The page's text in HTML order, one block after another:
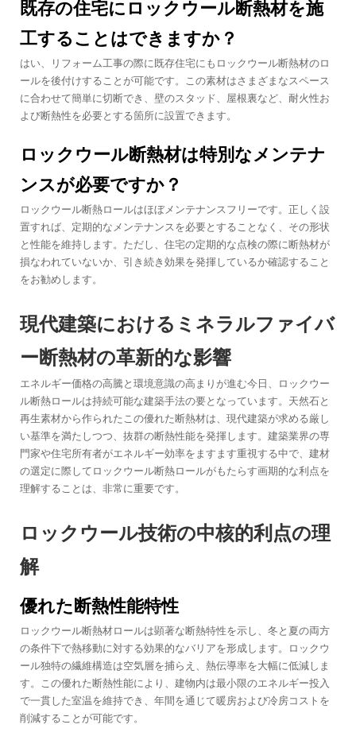
既存の住宅にロックウール断熱材を施
工することはできますか？
はい、リフォーム工事の際に既存住宅にもロックウール断熱材のロ
ールを後付けすることが可能です。この素材はさまざまなスペース
に合わせて簡単に切断でき、壁のスタッド、屋根裏など、耐火性お
よび断熱性を必要とする箇所に設置できます。
ロックウール断熱材は特別なメンテナ
ンスが必要ですか？
ロックウール断熱ロールはほぼメンテナンスフリーです。正しく設
置すれば、定期的なメンテナンスを必要とすることなく、その形状
と性能を維持します。ただし、住宅の定期的な点検の際に断熱材が
損なわれていないか、引き続き効果を発揮しているか確認すること
をお勧めします。
現代建築におけるミネラルファイバ
ー断熱材の革新的な影響
エネルギー価格の高騰と環境意識の高まりが進む今日、ロックウー
ル断熱ロールは持続可能な建築手法の要となっています。天然石と
再生素材から作られたこの優れた断熱材は、現代建築が求める厳し
い基準を満たしつつ、抜群の断熱性能を発揮します。建築業界の専
門家や住宅所有者がエネルギー効率をますます重視する中で、建材
の選定に際してロックウール断熱ロールがもたらす画期的な利点を
理解することは、非常に重要です。
ロックウール技術の中核的利点の理
解
優れた断熱性能特性
ロックウール断熱材ロールは顕著な断熱特性を示し、冬と夏の両方
の条件下で熱移動に対する効果的なバリアを形成します。ロックウ
ール独特の繊維構造は空気層を捕らえ、熱伝導率を大幅に低減しま
す。この優れた断熱性能により、建物内は最小限のエネルギー投入
で一貫した室温を維持でき、年間を通じて暖房および冷房コストを
削減することが可能です。